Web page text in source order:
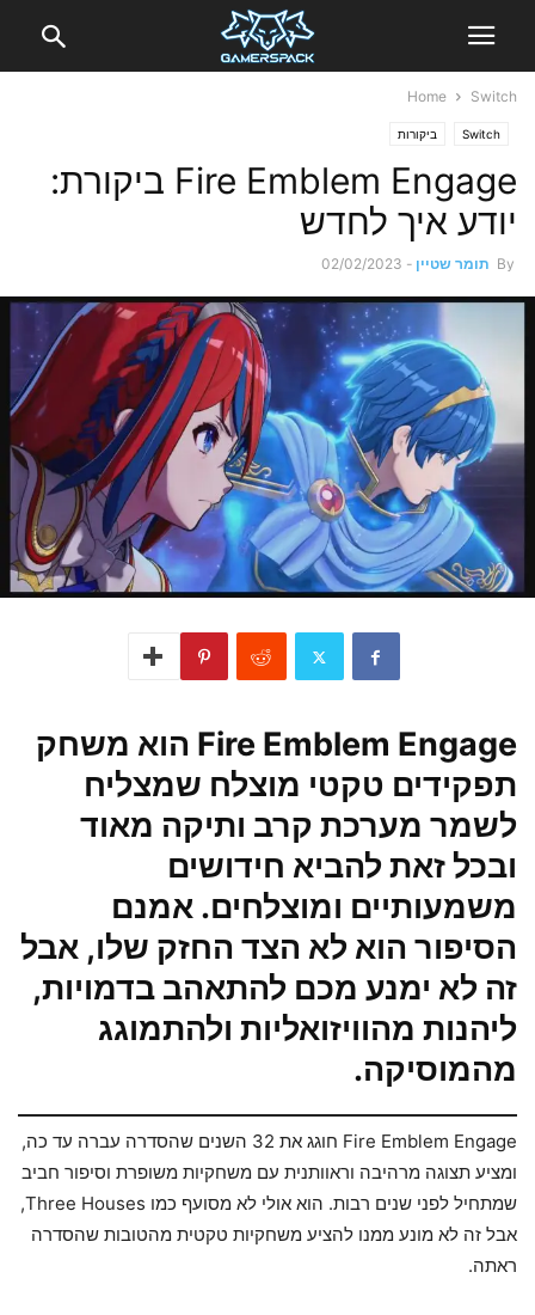
Home Switch
Switch ביקורות
Fire Emblem Engage ביקורת:
יודע איך לחדש
By תומר שטיין -
02/02/2023
Fire Emblem Engage הוא משחק
תפקידים טקטי מוצלח שמצליח
לשמר מערכת קרב ותיקה מאוד
ובכל זאת להביא חידושים
משמעותיים ומוצלחים. אמנם
הסיפור הוא לא הצד החזק שלו, אבל
זה לא ימנע מכם להתאהב בדמויות,
ליהנות מהוויזואליות ולהתמוגג
מהמוסיקה.
Fire Emblem Engage חוגג את 32 השנים שהסדרה עברה עד כה,
ומציע תצוגה מרהיבה וראוותנית עם משחקיות משופרת וסיפור חביב
שמתחיל לפני שנים רבות. הוא אולי לא מסועף כמו Three Houses,
אבל זה לא מונע ממנו להציע משחקיות טקטית מהטובות שהסדרה
ראתה.